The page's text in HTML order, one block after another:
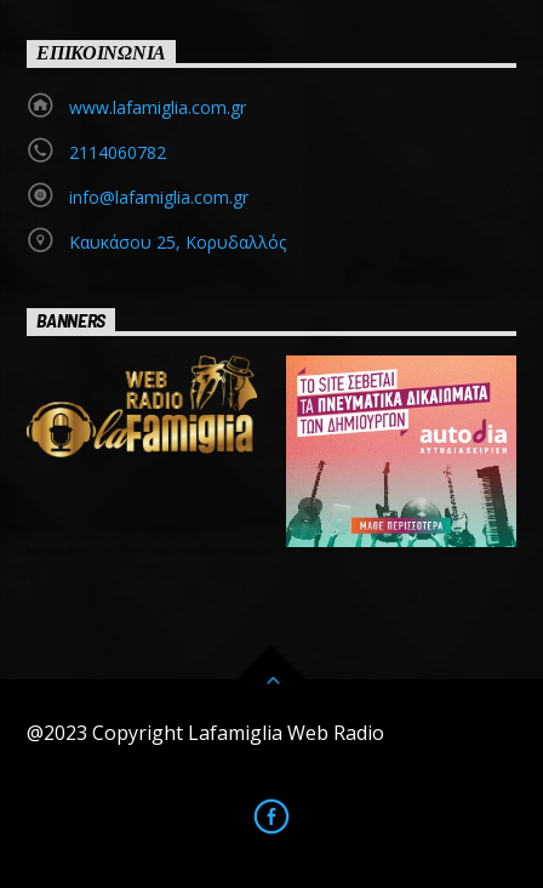
ΕΠΙΚΟΙΝΩΝΙΑ
www.lafamiglia.com.gr
2114060782
info@lafamiglia.com.gr
Καυκάσου 25, Κορυδαλλός
BANNERS
@2023 Copyright Lafamiglia Web Radio